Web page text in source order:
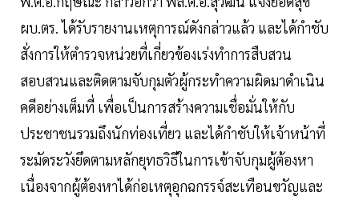
ผบ.ตร. ได้รับรายงานเหตุการณ์ดังกล่าวแล้ว และได้กำชับ
สั่งการให้ตำรวจหน่วยที่เกี่ยวข้องเร่งทำการสืบสวน
สอบสวนและติดตามจับกุมตัวผู้กระทำความผิดมาดำเนิน
คดีอย่างเต็มที่ เพื่อเป็นการสร้างความเชื่อมั่นให้กับ
ประชาชนรวมถึงนักท่องเที่ยว และได้กำชับให้เจ้าหน้าที่
ระมัดระวังยึดตามหลักยุทธวิธีในการเข้าจับกุมผู้ต้องหา
เนื่องจากผู้ต้องหาได้ก่อเหตุอุกฉกรรจ์สะเทือนขวัญและ